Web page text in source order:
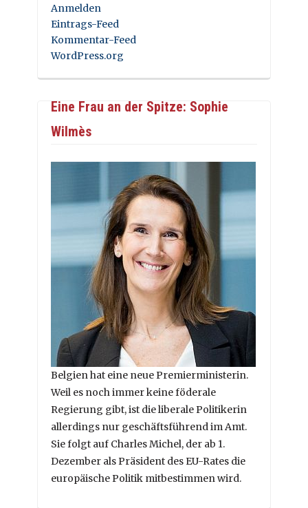
Anmelden
Eintrags-Feed
Kommentar-Feed
WordPress.org
Eine Frau an der Spitze: Sophie
Wilmès
Belgien hat eine neue Premierministerin.
Weil es noch immer keine föderale
Regierung gibt, ist die liberale Politikerin
allerdings nur geschäftsführend im Amt.
Sie folgt auf Charles Michel, der ab 1.
Dezember als Präsident des EU-Rates die
europäische Politik mitbestimmen wird.